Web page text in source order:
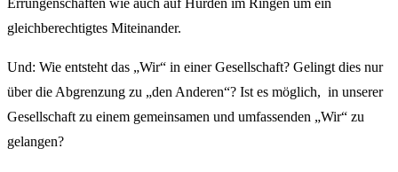
Errungenschaften wie auch auf Hürden im Ringen um ein
gleichberechtigtes Miteinander.
Und: Wie entsteht das „Wir“ in einer Gesellschaft? Gelingt dies nur
über die Abgrenzung zu „den Anderen“? Ist es möglich, in unserer
Gesellschaft zu einem gemeinsamen und umfassenden „Wir“ zu
gelangen?